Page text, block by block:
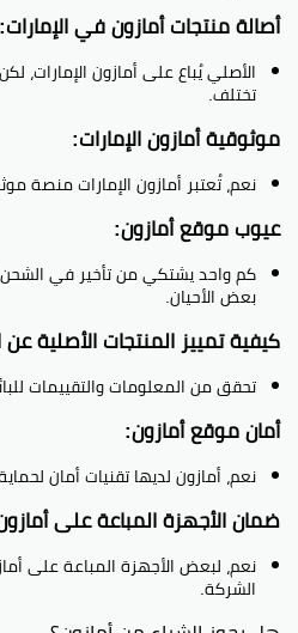
أصالة منتجات أمازون في الإمارات:
الأصلي يُباع على أمازون الإمارات،
تختلف.
موثوقية أمازون الإمارات:
نعم، تُعتبر أمازون الإمارات منصة
عيوب موقع أمازون:
كم واحد يشتكي من تأخير في الشحن
بعض الأحيان.
كيفية تمييز المنتجات الأصلية
تحقق من المعلومات والتقييمات
أمان موقع أمازون:
نعم، أمازون لديها تقنيات أمان
ضمان الأجهزة المباعة على
نعم، لبعض الأجهزة المباعة على
الشركة.